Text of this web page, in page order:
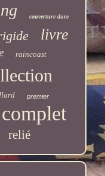
couverture dure
livre
raincoast
premier
complet
relié